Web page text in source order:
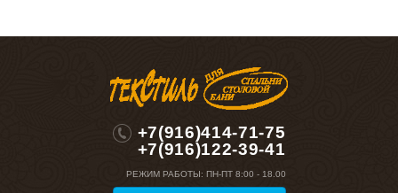
+7(916)414-71-75
+7(916)122-39-41
РЕЖИМ РАБОТЫ: ПН-ПТ 8:00 - 18.00